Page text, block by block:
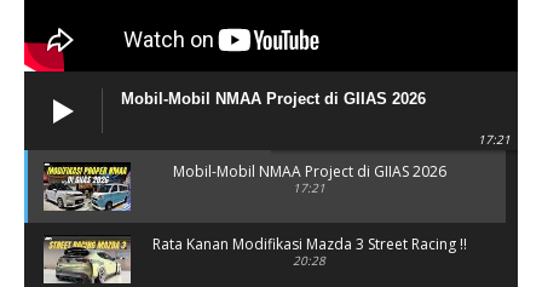
Mobil-Mobil NMAA Project di GIIAS 2026
17:21
Mobil-Mobil NMAA Project di GIIAS 2026
17:21
Rata Kanan Modifikasi Mazda 3 Street Racing !!
20:28